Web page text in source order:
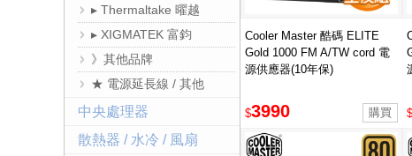
Cooler Master 酷碼 ELITE
Gold 1000 FM A/TW cord 電
源供應器(10年保)
$3990 $
▸ Thermaltake 曜越
▸ XIGMATEK 富鈞
》其他品牌
★ 電源延長線 / 其他
中央處理器
散熱器 / 水冷 / 風扇